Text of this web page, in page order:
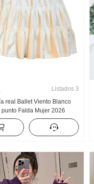
Listados 3
real Ballet Viento Blanco
Falda Mujer 2026
Nuevo Petite Una
Hinchada Minifalda